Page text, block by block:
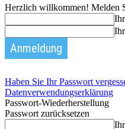
Herzlich willkommen! Melden
Haben Sie Ihr Passwort
Datenverwendungserklärung
Passwort-Wiederherstellung
Passwort zurücksetzen